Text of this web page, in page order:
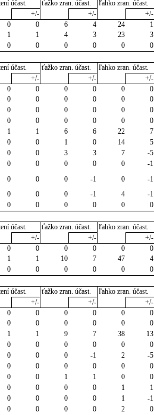
účast. ťažko zran. účast. ľahko zran. účast.
+/- +/- +/-
0 0 6 4 24 1
1 1 4 3 23 3
0 0 0 0 0 0
účast. ťažko zran. účast. ľahko zran. účast.
+/- +/- +/-
0 0 0 0 0 0
0 0 0 0 0 0
0 0 0 0 0 0
0 0 0 0 0 0
1 1 6 6 22 7
0 0 1 0 14 5
0 0 3 3 7 -5
0 0 0 0 0 -1
0 0 0 -1 0 -1
0 0 0 -1 4 -1
0 0 0 0 0 0
účast. ťažko zran. účast. ľahko zran. účast.
+/- +/- +/-
0 0 0 0 0 0
1 1 10 7 47 4
0 0 0 0 0 0
účast. ťažko zran. účast. ľahko zran. účast.
+/- +/- +/-
0 0 0 0 0 0
0 0 0 0 0 0
1 1 9 7 38 13
0 0 0 0 0 0
0 0 0 -1 2 -5
0 0 0 0 0 0
0 0 1 1 0 0
0 0 0 0 1 1
0 0 0 0 1 -1
0 0 0 0 2 0